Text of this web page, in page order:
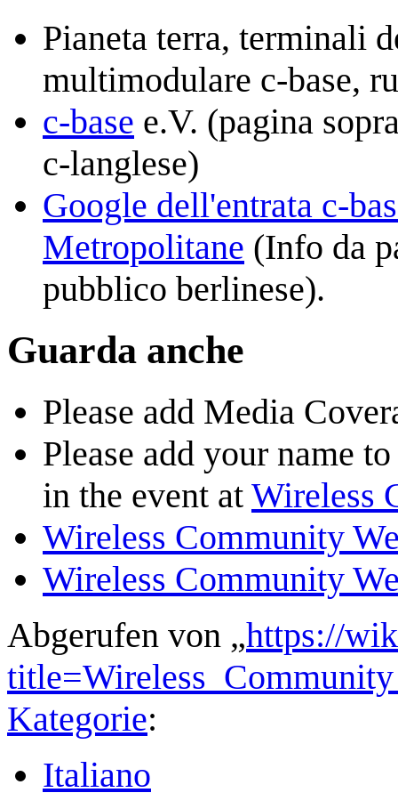
Pianeta terra, terminali
multimodulare c-base,
c-base e.V. (pagina
c-langlese)
Google dell'entrata c-
Metropolitane (Info da
pubblico berlinese).
Guarda anche
Please add Media
Please add your name
in the event at Wireless
Wireless Community
Wireless Community
Abgerufen von „https://
Kategorie:
Italiano